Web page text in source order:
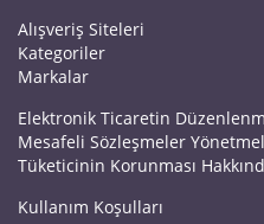
Alışveriş Siteleri
Kategoriler
Markalar
Elektronik Ticaretin
Mesafeli Sözleşmeler
Tüketicinin Korunması
Kullanım Koşulları